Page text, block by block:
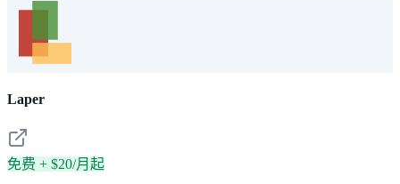
Laper
免费 + $20/月起